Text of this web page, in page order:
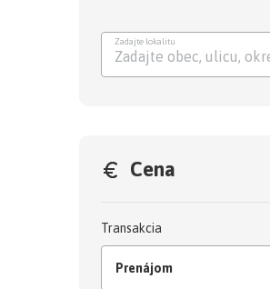
Zadajte obec, ulicu, ok
Zadajte lokalitu
Cena
Transakcia
Prenájom